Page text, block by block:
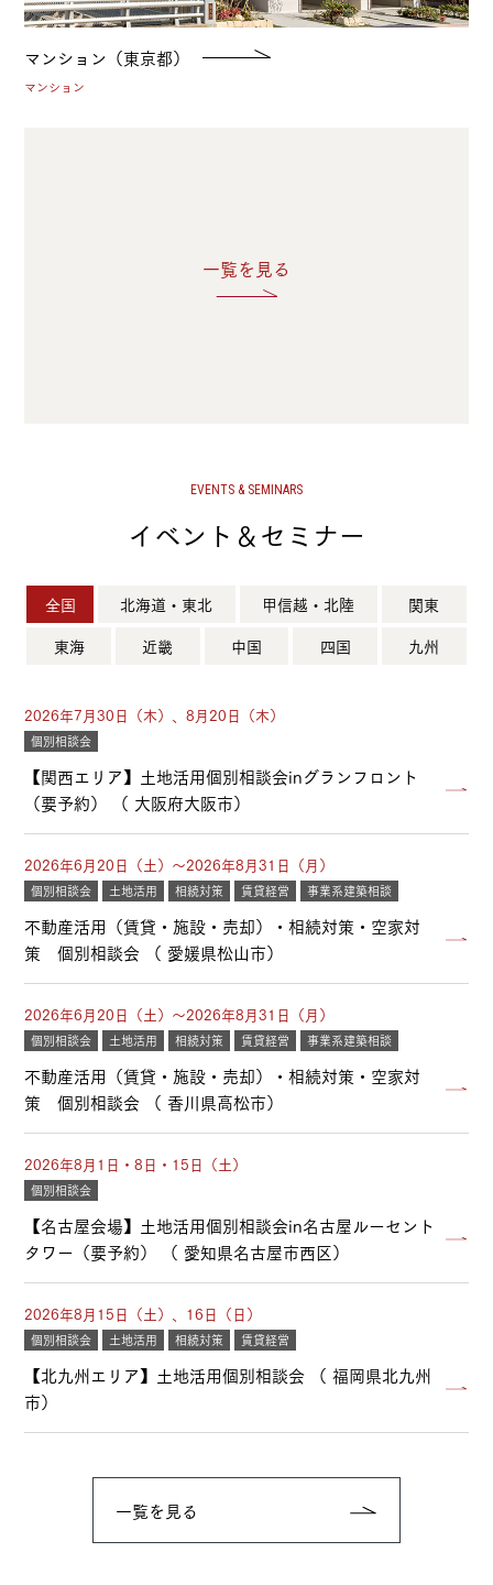
マンション（東京都）
マンション
一覧を見る
EVENTS & SEMINARS
イベント＆セミナー
全国 北海道・東北 甲信越・北陸
関東
東海
近畿 中国 四国 九州
2026年7月30日（木）、8月20日（木）
個別相談会
【関西エリア】土地活用個別相談会inグランフロント
（要予約） （ 大阪府大阪市）
2026年6月20日（土）～2026年8月31日（月）
個別相談会 土地活用 相続対策 賃貸経営 事業系建築相談
不動産活用（賃貸・施設・売却）・相続対策・空家対
策 個別相談会 （ 愛媛県松山市）
2026年6月20日（土）～2026年8月31日（月）
個別相談会 土地活用 相続対策 賃貸経営 事業系建築相談
不動産活用（賃貸・施設・売却）・相続対策・空家対
策 個別相談会 （ 香川県高松市）
2026年8月1日・8日・15日（土）
個別相談会
【名古屋会場】土地活用個別相談会in名古屋ルーセント
タワー（要予約） （ 愛知県名古屋市西区）
2026年8月15日（土）、16日（日）
個別相談会 土地活用 相続対策 賃貸経営
【北九州エリア】土地活用個別相談会 （ 福岡県北九州
市）
一覧を見る